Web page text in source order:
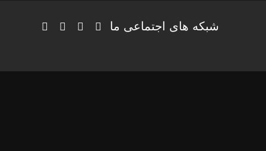
شبکه های اجتماعی ما